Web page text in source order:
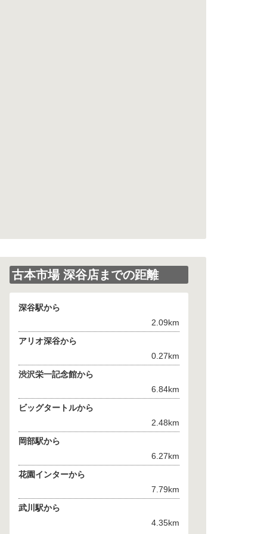
古本市場 深谷店までの距離
深谷駅から
2.09km
アリオ深谷から
0.27km
渋沢栄一記念館から
6.84km
ビッグタートルから
2.48km
岡部駅から
6.27km
花園インターから
7.79km
武川駅から
4.35km